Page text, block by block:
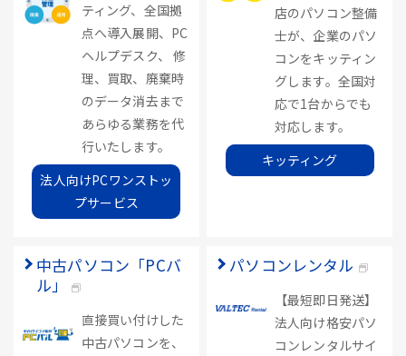
ティング、全国拠
点へ導入展開、PC
ヘルプデスク、 修
理、買取、廃棄時
のデータ消去まで
あらゆる業務を代
行いたします。
法人向けPCワンストッ
プサービス
店のパソコン整備
士が、企業のパソ
コンをキッティン
グします。全国対
応で1台からでも
対応します。
キッティング
中古パソコン「PCバ
ル」
直接買い付けした
中古パソコンを、
パソコンレンタル
【最短即日発送】
法人向け格安パソ
コンレンタルサイ